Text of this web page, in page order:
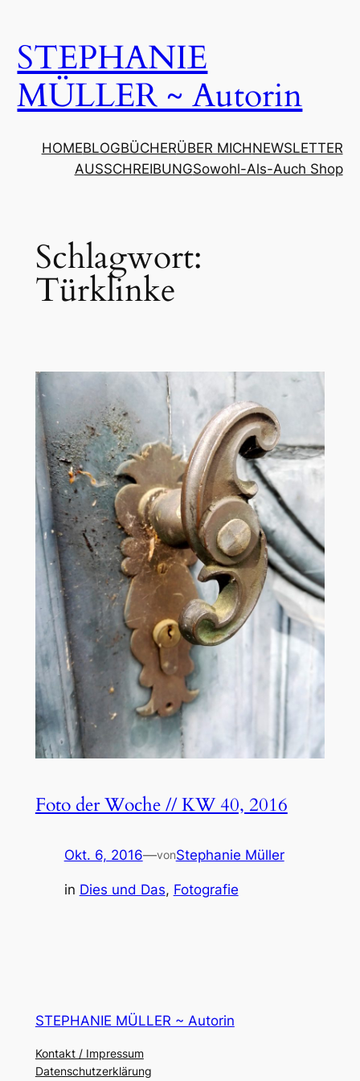
springen
STEPHANIE
MÜLLER ~ Autorin
HOMEBLOGBÜCHERÜBER MICHNEWSLETTER
AUSSCHREIBUNGSowohl-Als-Auch Shop
Schlagwort:
Türklinke
Foto der Woche // KW 40, 2016
Okt. 6, 2016—vonStephanie Müller
in Dies und Das, Fotografie
STEPHANIE MÜLLER ~ Autorin
Kontakt / Impressum
Datenschutzerklärung